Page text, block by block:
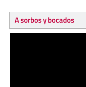
A sorbos y bocados